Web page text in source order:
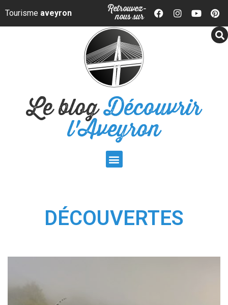
Panneau de gestion des cookies
Tourisme aveyron Retrouvez-
nous sur
Le blogDécouvrir
l'Aveyron
DÉCOUVERTES